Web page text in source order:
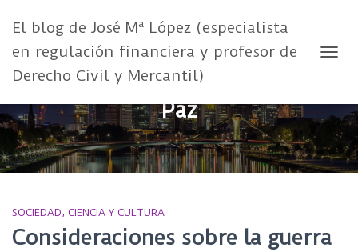
El blog de José Mª López (especialista
en regulación financiera y profesor de
Derecho Civil y Mercantil)
Paz
SOCIEDAD, CIENCIA Y CULTURA
Consideraciones sobre la guerra